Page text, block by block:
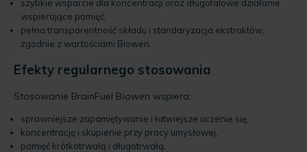
szybkie wsparcie dla koncentracji oraz długofalowe działanie
wspierające pamięć,
pełna transparentność składu i standaryzacja ekstraktów,
zgodnie z wartościami Biowen.
Efekty regularnego stosowania
Stosowanie BrainFuel Biowen wspiera:
sprawniejsze zapamiętywanie i łatwiejsze uczenie się,
koncentrację i skupienie przy pracy umysłowej,
pamięć krótkotrwałą i długotrwałą,